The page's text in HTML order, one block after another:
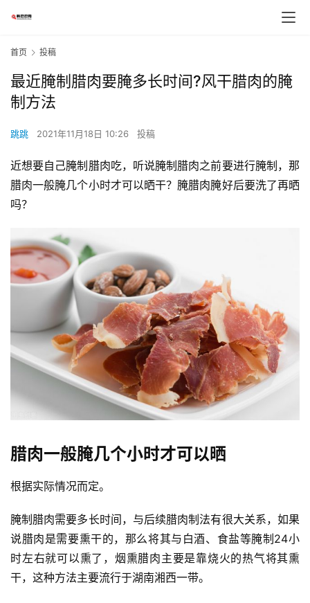
首页 投稿
最近腌制腊肉要腌多长时间?风干腊肉的腌
制方法
跳跳 2021年11月18日 10:26 投稿
近想要自己腌制腊肉吃，听说腌制腊肉之前要进行腌制，那
腊肉一般腌几个小时才可以晒干？腌腊肉腌好后要洗了再晒
吗？
腊肉一般腌几个小时才可以晒
根据实际情况而定。
腌制腊肉需要多长时间，与后续腊肉制法有很大关系，如果
说腊肉是需要熏干的，那么将其与白酒、食盐等腌制24小
时左右就可以熏了，烟熏腊肉主要是靠烧火的热气将其熏
干，这种方法主要流行于湖南湘西一带。